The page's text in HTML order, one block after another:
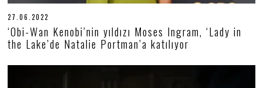
27.06.2022
7
0
‘Obi-Wan Kenobi’nin yıldızı Moses Ingram, ‘Lady in
the Lake’de Natalie Portman’a katılıyor